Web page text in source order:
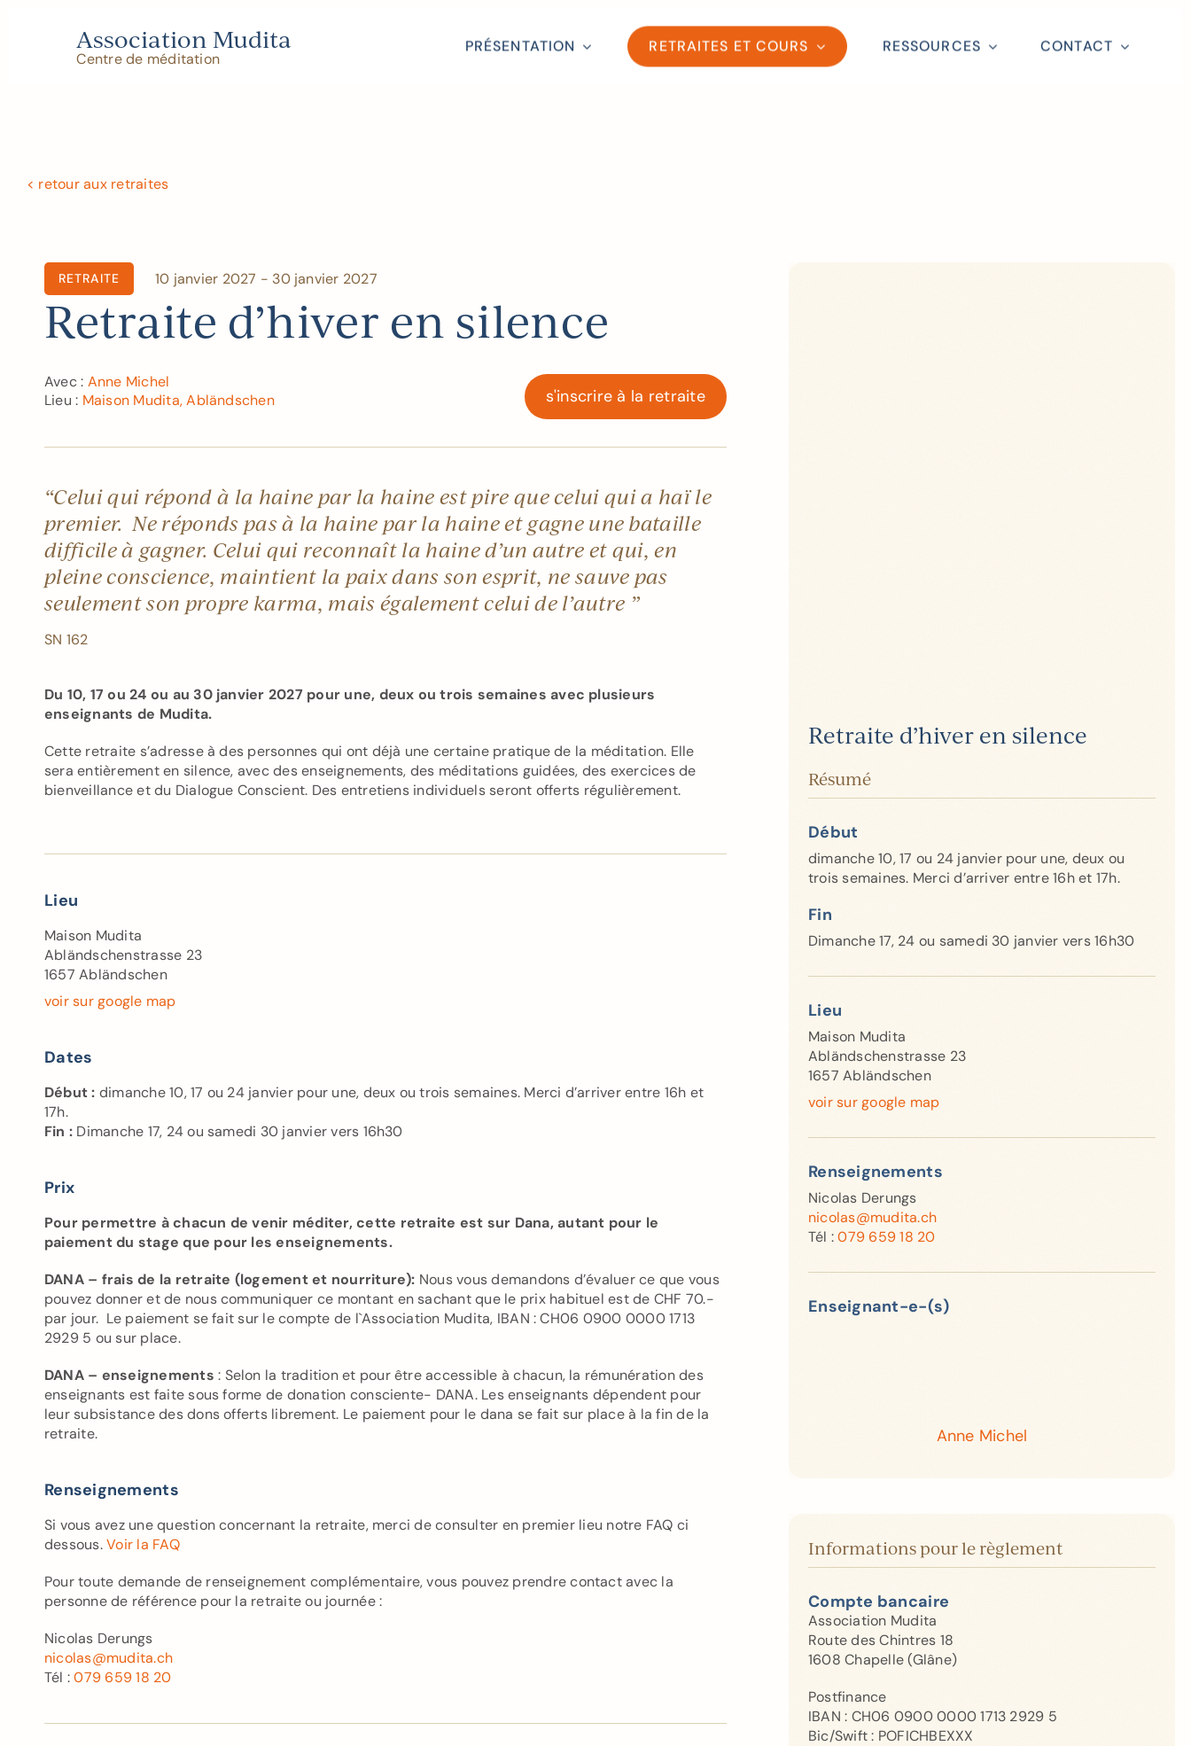
Association Mudita
Centre de méditation
PRÉSENTATION RETRAITES ET COURS RESSOURCES CONTACT
< retour aux retraites
RETRAITE 10 janvier 2027 - 30 janvier 2027
Retraite d’hiver en silence
Avec : Anne Michel
Lieu : Maison Mudita, Abländschen s'inscrire à la retraite
“Celui qui répond à la haine par la haine est pire que celui qui a haï le
premier. Ne réponds pas à la haine par la haineet gagne une bataille
difficile à gagner. Celui qui reconnaît la haine d’un autre et qui, en
pleine conscience, maintient la paix dans son esprit, ne sauve pas
seulement son propre karma, mais également celui de l’autre ”
SN 162
Du 10, 17 ou 24 ou au 30 janvier 2027 pour une, deux ou trois semaines avec plusieurs
enseignants de Mudita.
Cette retraite s’adresse à des personnes qui ont déjà une certaine pratique de la méditation. Elle
sera entièrement en silence, avec des enseignements, des méditations guidées, des exercices de
bienveillance et du Dialogue Conscient. Des entretiens individuels seront offerts régulièrement.
Lieu
Maison Mudita
Abländschenstrasse 23
1657 Abländschen
voir sur google map
Dates
Début : dimanche 10, 17 ou 24 janvier pour une, deux ou trois semaines. Merci d’arriver entre 16h et
17h.
Fin : Dimanche 17, 24 ou samedi 30 janvier vers 16h30
Prix
Pour permettre à chacun de venir méditer, cette retraite est sur Dana, autant pour le
paiement du stage que pour les enseignements.
DANA – frais de la retraite (logement et nourriture): Nous vous demandons d’évaluer ce que vous
pouvez donner et de nous communiquer ce montant en sachant que le prix habituel est de CHF 70.-
par jour. Le paiement se fait sur le compte de l`Association Mudita, IBAN : CH06 0900 0000 1713
2929 5 ou sur place.
DANA – enseignements : Selon la tradition et pour être accessible à chacun, la rémunération des
enseignants est faite sous forme de donation consciente- DANA. Les enseignants dépendent pour
leur subsistance des dons offerts librement. Le paiement pour le dana se fait sur place à la fin de la
retraite.
Renseignements
Si vous avez une question concernant la retraite, merci de consulter en premier lieu notre FAQ ci
dessous.Voir la FAQ
Pour toute demande de renseignement complémentaire, vous pouvez prendre contact avec la
personne de référence pour la retraite ou journée :
Nicolas Derungs
nicolas@mudita.ch
Tél :079 659 18 20
Retraite d’hiver en silence
Résumé
Début
dimanche 10, 17 ou 24 janvier pour une, deux ou
trois semaines. Merci d’arriver entre 16h et 17h.
Fin
Dimanche 17, 24 ou samedi 30 janvier vers 16h30
Lieu
Maison Mudita
Abländschenstrasse 23
1657 Abländschen
voir sur google map
Renseignements
Nicolas Derungs
nicolas@mudita.ch
Tél :079 659 18 20
Enseignant-e-(s)
Anne Michel
Informations pour le règlement
Compte bancaire
Association Mudita
Route des Chintres 18
1608 Chapelle (Glâne)
Postfinance
IBAN : CH06 0900 0000 1713 2929 5
Bic/Swift : POFICHBEXXX